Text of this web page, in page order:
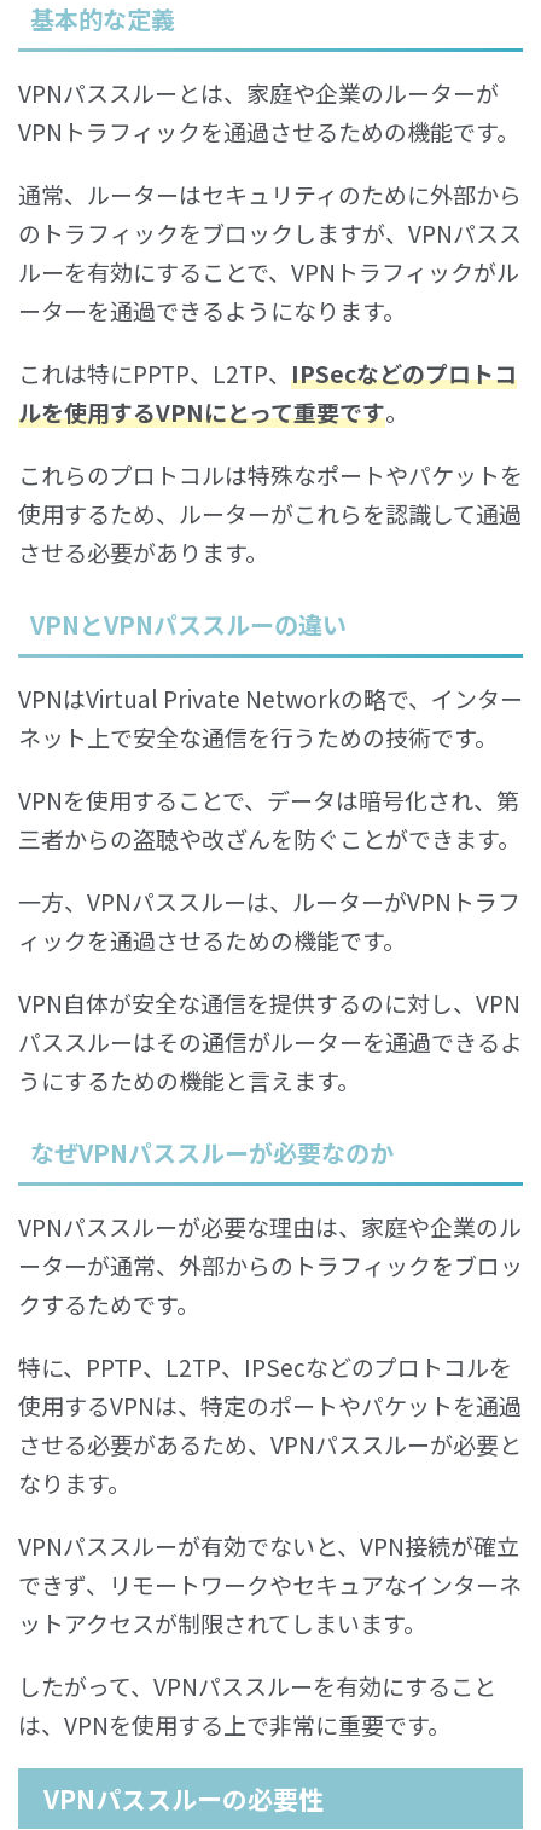
基本的な定義
VPNパススルーとは、家庭や企業のルーターが
VPNトラフィックを通過させるための機能です。
通常、ルーターはセキュリティのために外部から
のトラフィックをブロックしますが、VPNパスス
ルーを有効にすることで、VPNトラフィックがル
ーターを通過できるようになります。
これは特にPPTP、L2TP、 IPSecなどのプロトコ
ルを使用するVPNにとって重要です。
これらのプロトコルは特殊なポートやパケットを
使用するため、ルーターがこれらを認識して通過
させる必要があります。
VPNとVPNパススルーの違い
VPNはVirtual Private Networkの略で、インター
ネット上で安全な通信を行うための技術です。
VPNを使用することで、データは暗号化され、第
三者からの盗聴や改ざんを防ぐことができます。
一方、VPNパススルーは、ルーターがVPNトラフ
ィックを通過させるための機能です。
VPN自体が安全な通信を提供するのに対し、VPN
パススルーはその通信がルーターを通過できるよ
うにするための機能と言えます。
なぜVPNパススルーが必要なのか
VPNパススルーが必要な理由は、家庭や企業のル
ーターが通常、外部からのトラフィックをブロッ
クするためです。
特に、PPTP、L2TP、IPSecなどのプロトコルを
使用するVPNは、特定のポートやパケットを通過
させる必要があるため、VPNパススルーが必要と
なります。
VPNパススルーが有効でないと、VPN接続が確立
できず、リモートワークやセキュアなインターネ
ットアクセスが制限されてしまいます。
したがって、VPNパススルーを有効にすること
は、VPNを使用する上で非常に重要です。
VPNパススルーの必要性